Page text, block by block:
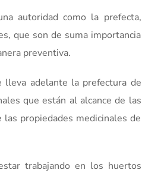
autoridad como la prefecta,
que son de suma importancia
preventiva.
lleva adelante la prefectura de
que están al alcance de las
propiedades medicinales de
trabajando en los huertos